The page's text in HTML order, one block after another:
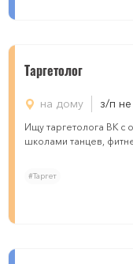
Таргетолог
на дому з/п
Ищу таргетолога ВК с
школами танцев,
#Таргет